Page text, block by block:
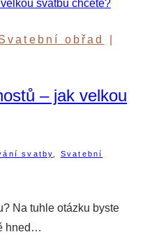
obřad
– jak velkou
svatby
Svatební
Na tuhle otázku byste
hned…